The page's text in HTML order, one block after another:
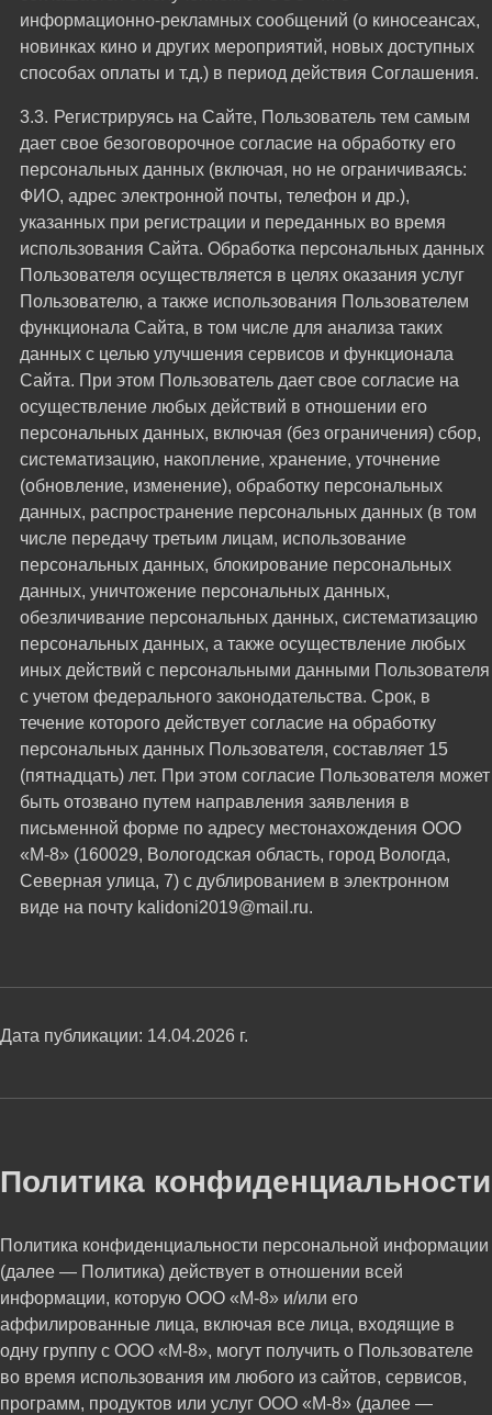
информационно-рекламных сообщений (о киносеансах,
новинках кино и других мероприятий, новых доступных
способах оплаты и т.д.) в период действия Соглашения.
Регистрируясь на Сайте, Пользователь тем самым
дает свое безоговорочное согласие на обработку его
персональных данных (включая, но не ограничиваясь:
ФИО, адрес электронной почты, телефон и др.),
указанных при регистрации и переданных во время
использования Сайта. Обработка персональных данных
Пользователя осуществляется в целях оказания услуг
Пользователю, а также использования Пользователем
функционала Сайта, в том числе для анализа таких
данных с целью улучшения сервисов и функционала
Сайта. При этом Пользователь дает свое согласие на
осуществление любых действий в отношении его
персональных данных, включая (без ограничения) сбор,
систематизацию, накопление, хранение, уточнение
(обновление, изменение), обработку персональных
данных, распространение персональных данных (в том
числе передачу третьим лицам, использование
персональных данных, блокирование персональных
данных, уничтожение персональных данных,
обезличивание персональных данных, систематизацию
персональных данных, а также осуществление любых
иных действий с персональными данными Пользователя
с учетом федерального законодательства. Срок, в
течение которого действует согласие на обработку
персональных данных Пользователя, составляет 15
(пятнадцать) лет. При этом согласие Пользователя может
быть отозвано путем направления заявления в
письменной форме по адресу местонахождения ООО
«М-8» (160029, Вологодская область, город Вологда,
Северная улица, 7) с дублированием в электронном
виде на почту kalidoni2019@mail.ru.
Дата публикации: 14.04.2026 г.
Политика конфиденциальности
Политика конфиденциальности персональной информации
(далее — Политика) действует в отношении всей
информации, которую ООО «М-8» и/или его
аффилированные лица, включая все лица, входящие в
одну группу с ООО «М-8», могут получить о Пользователе
во время использования им любого из сайтов, сервисов,
программ, продуктов или услуг ООО «М-8» (далее —